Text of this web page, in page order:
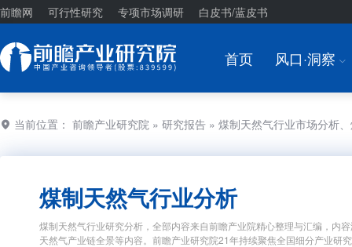
前瞻网 可行性研究 专项市场调研 白皮书/蓝皮书
首页 风口·洞察 I
当前位置： 前瞻产业研究院 » 研究报告 » 煤制天然气行业市场分析
煤制天然气行业分析
煤制天然气行业研究分析，全部内容来自前瞻产业院精心整理与汇编，内
天然气产业链全景等内容。前瞻产业研究院21年持续聚焦全国细分产业